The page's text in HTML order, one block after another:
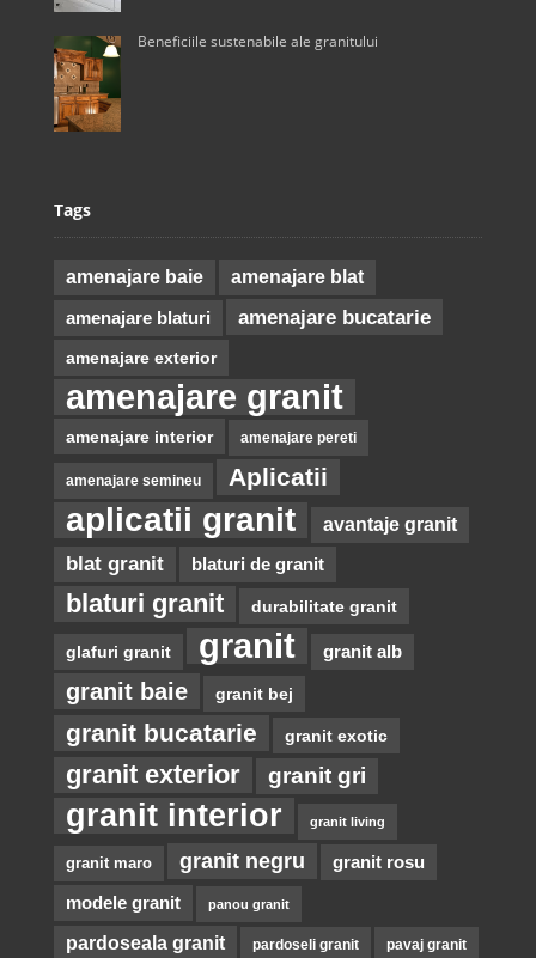
Beneficiile sustenabile ale granitului
Tags
amenajare baie amenajare blat
amenajare blaturi amenajare bucatarie
amenajare exterior
amenajare granit
amenajare interior amenajare pereti
amenajare semineu Aplicatii
aplicatii granit avantaje granit
blat granit blaturi de granit
blaturi granit durabilitate granit
glafuri granit granit granit alb
granit baie granit bej
granit bucatarie granit exotic
granit exterior granit gri
granit interior granit living
granit maro granit negru granit rosu
modele granit panou granit
pardoseala granit pardoseli granit pavaj granit